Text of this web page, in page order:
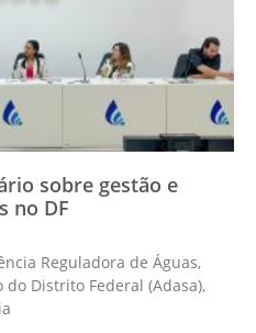
sobre gestão e
no DF
Reguladora de Águas,
do Distrito Federal (Adasa),